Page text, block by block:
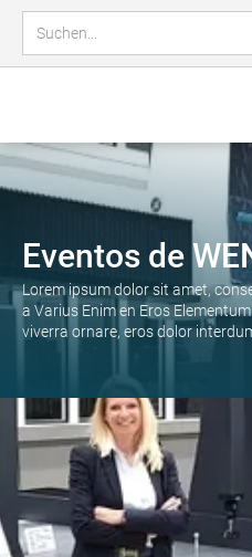
Eventos de
Lorem ipsum dolor sit amet,
a Varius Enim en Eros
viverra ornare, eros dolor